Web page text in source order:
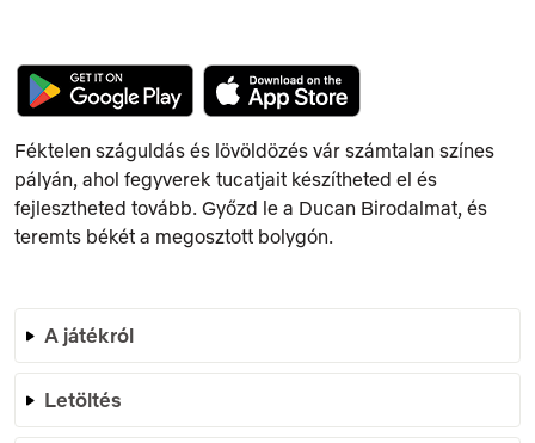
Féktelen száguldás és lövöldözés vár számtalan színes
pályán, ahol fegyverek tucatjait készítheted el és
fejlesztheted tovább. Győzd le a Ducan Birodalmat, és
teremts békét a megosztott bolygón.
A játékról
Letöltés